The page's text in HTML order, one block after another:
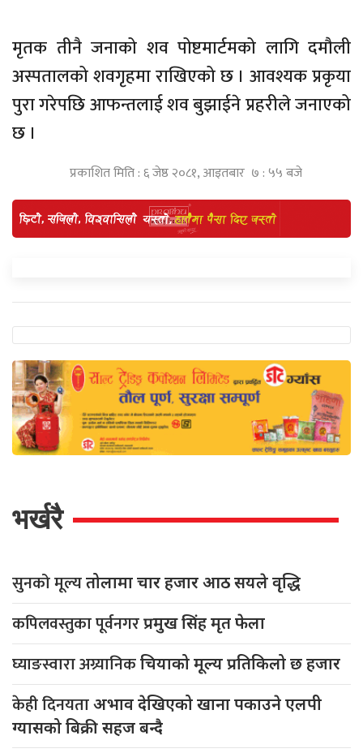
मृतक तीनै जनाको शव पोष्टमार्टमको लागि दमौली
अस्पतालको शवगृहमा राखिएको छ । आवश्यक प्रकृया
पुरा गरेपछि आफन्तलाई शव बुझाईने प्रहरीले जनाएको
छ ।
प्रकाशित मिति : ६ जेष्ठ २०८१, आइतबार ७ : ५५ बजे
भर्खरै
सुनको मूल्यतोलामा चार हजार आठ सयले वृद्धि
कपिलवस्तुका पूर्वनगरप्रमुख सिंह मृत फेला
घ्याङस्वारा अग्र्यानिकचियाको मूल्य प्रतिकिलो छ हजार
केही दिनयताअभाव देखिएको खाना पकाउने एलपी
ग्यासको बिक्री सहज बन्दै